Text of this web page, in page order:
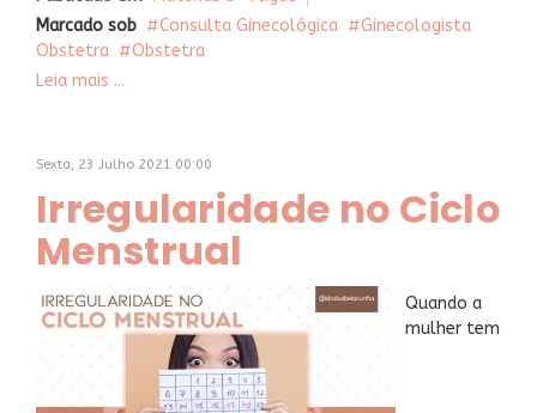
Marcado sob
Consulta Ginecológica
Ginecologista
Obstetra
Obstetra
Leia mais ...
Sexta, 23 Julho 2021 00:00
Irregularidade no Ciclo
Menstrual
Quando a
mulher tem